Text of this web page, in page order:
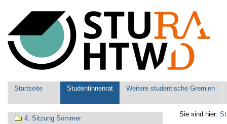
Werkzeuge
Sektionen
Startseite Studentinnenrat Weitere studentische Gremien
Sie sind hier:
Navigation
4. Sitzung Sommer